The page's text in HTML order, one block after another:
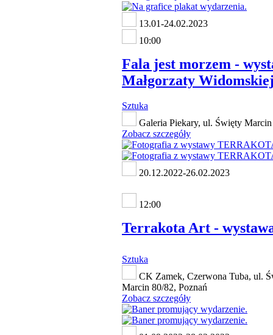
13.01-24.02.2023
10:00
Fala jest morzem -
Małgorzaty
Sztuka
Galeria Piekary, ul. Święty
Zobacz szczegóły
20.12.2022-26.02.2023
12:00
Terrakota Art -
Sztuka
CK Zamek, Czerwona Tuba, ul.
Marcin 80/82, Poznań
Zobacz szczegóły